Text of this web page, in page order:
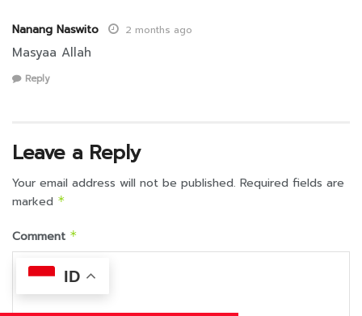
Nanang Naswito 2 months ago
Masyaa Allah
Reply
Leave a Reply
Your email address will not be published. Required fields are
marked *
Comment *
ID